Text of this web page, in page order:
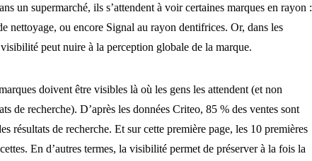
un supermarché, ils s’attendent à voir certaines marques en rayon :
nettoyage, ou encore Signal au rayon dentifrices. Or, dans les
peut nuire à la perception globale de la marque.
doivent être visibles là où les gens les attendent (et non
de recherche). D’après les données Criteo, 85 % des ventes sont
résultats de recherche. Et sur cette première page, les 10 premières
En d’autres termes, la visibilité permet de préserver à la fois la